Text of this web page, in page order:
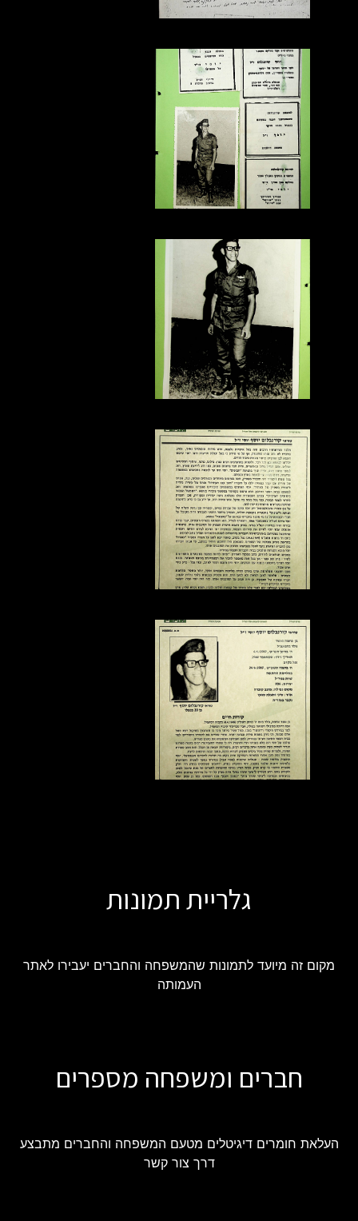
גלריית תמונות
מקום זה מיועד לתמונות שהמשפחה והחברים יעבירו לאתר
העמותה
חברים ומשפחה מספרים
העלאת חומרים דיגיטלים מטעם המשפחה והחברים מתבצע
דרך צור קשר